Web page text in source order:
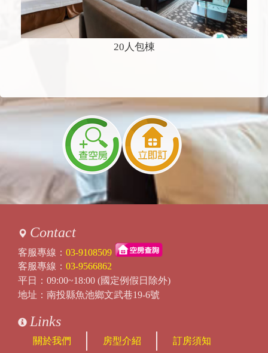
20人包棟
Contact
客服專線： 03-9108509
客服專線： 03-9566862
平日：09:00~18:00 (國定例假日除外)
地址：南投縣魚池鄉文武巷19-6號
Links
關於我們 房型介紹 訂房須知